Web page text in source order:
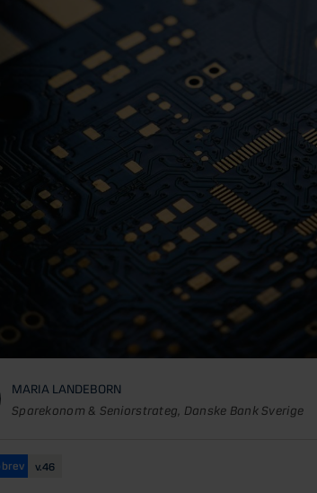
MARIA LANDEBORN
Sparekonom & Seniorstrateg, Danske Bank Sverige
v.46